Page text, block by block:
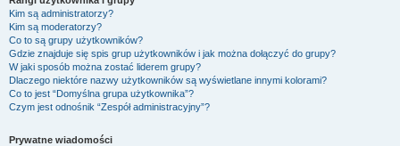
Kim są administratorzy?
Kim są moderatorzy?
Co to są grupy użytkowników?
Gdzie znajduje się spis grup użytkowników i jak można dołączyć do grupy?
W jaki sposób można zostać liderem grupy?
Dlaczego niektóre nazwy użytkowników są wyświetlane innymi kolorami?
Co to jest “Domyślna grupa użytkownika”?
Czym jest odnośnik “Zespół administracyjny”?
Prywatne wiadomości